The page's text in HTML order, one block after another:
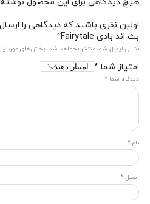
هیچ دیدگاهی برای این محصول
اولین نفری باشید که دیدگاهی را
بث اند بادی Fairytale”
نشانی ایمیل شما منتشر نخواهد شد. بخش‌های
امتیاز شما *
دیدگاه شما *
نام *
ایمیل *